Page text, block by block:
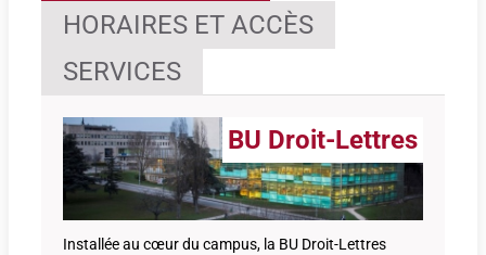
HORAIRES ET ACCÈS
SERVICES
BU Droit-Lettres
Installée au cœur du campus, la BU Droit-Lettres